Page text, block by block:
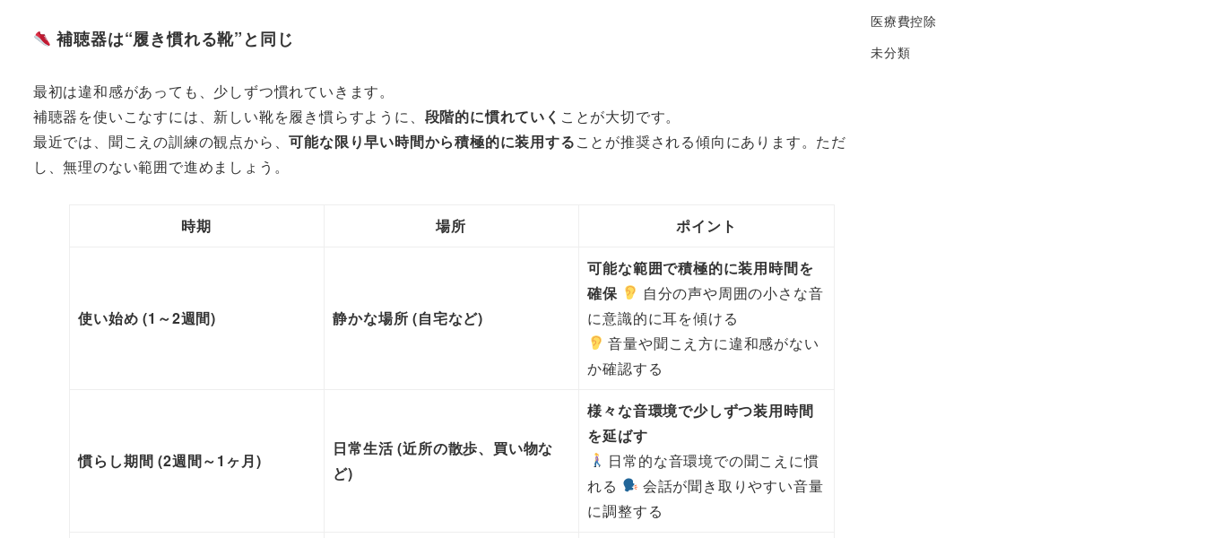
補聴器は“履き慣れる靴”と同じ
最初は違和感があっても、少しずつ慣れていきます。
補聴器を使いこなすには、新しい靴を履き慣らすように、 段階的に慣れていく ことが大切です。
最近では、聞こえの訓練の観点から、可能な限り早い時間から積極的に装用することが推奨される傾向にあります。ただ
し、無理のない範囲で進めましょう。
時期 場所 ポイント
使い始め (1～2週間) 静かな場所 (自宅など)
可能な範囲で積極的に装用時間を
確保
自分の声や周囲の小さな音
に意識的に耳を傾ける
音量や聞こえ方に違和感がない
か確認する
慣らし期間 (2週間～1ヶ月)
日常生活 (近所の散歩、買い物な
ど)
様々な音環境で少しずつ装用時間
を延ばす
日常的な音環境での聞こえに慣
れる
会話が聞き取りやすい音量
に調整する
医療費控除
未分類